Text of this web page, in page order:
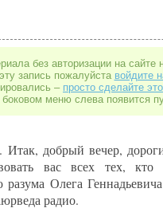
без авторизации на сайте
запись пожалуйста войдите
– просто сделайте это
меню слева появится
добрый вечер,
вас всех тех, кто
Олега
радио.